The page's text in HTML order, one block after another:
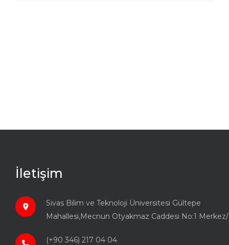
İletişim
Sivas Bilim ve Teknoloji Üniversitesi Gültepe
Mahallesi,Mecnun Otyakmaz Caddesi No:1
(+90 346) 217 04 04